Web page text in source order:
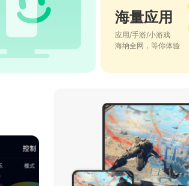
海量应用
应用/手游/小游戏
海纳全网，等你体验